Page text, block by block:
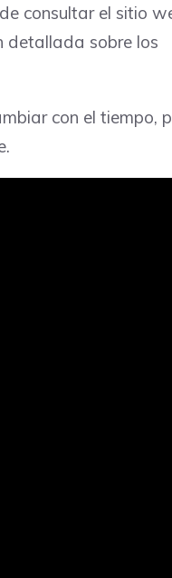
consultar el sitio
detallada sobre los
con el tiempo,